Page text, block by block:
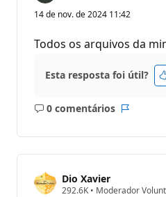
14 de nov. de 2024 11:42
Todos os arquivos da
Esta resposta foi útil?
0 comentários
Sem
Dio Xavier
292.6K P• Moderador